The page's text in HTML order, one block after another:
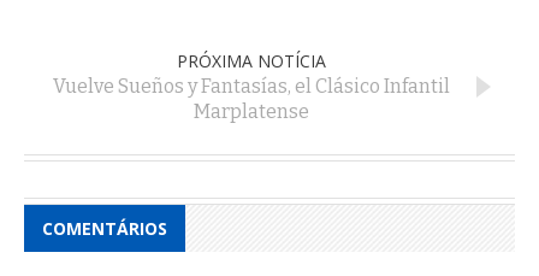
PRÓXIMA NOTÍCIA
Vuelve Sueños y Fantasías, el Clásico Infantil
Marplatense
COMENTÁRIOS